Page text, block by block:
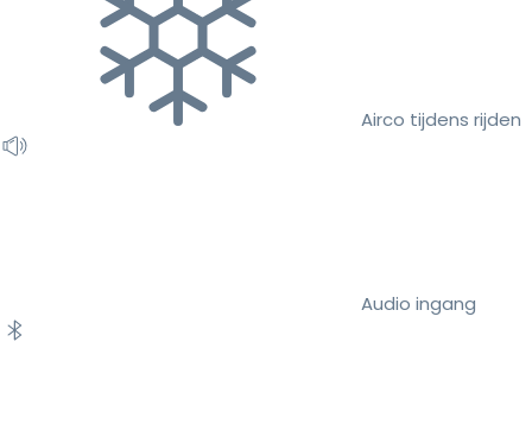
Airco tijdens rijden
Audio ingang